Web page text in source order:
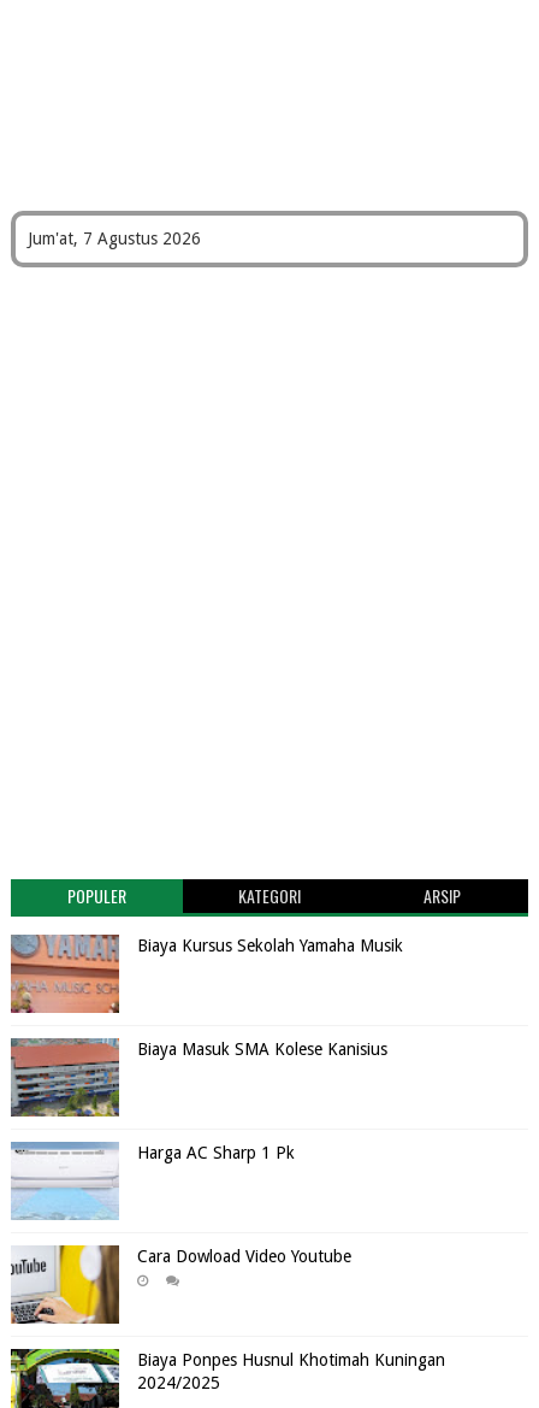
Jum'at, 7 Agustus 2026
POPULER KATEGORI ARSIP
Biaya Kursus Sekolah Yamaha Musik
Biaya Masuk SMA Kolese Kanisius
Harga AC Sharp 1 Pk
Cara Dowload Video Youtube
Biaya Ponpes Husnul Khotimah Kuningan
2024/2025